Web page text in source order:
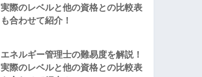
実際のレベルと他の資格との比較表
も合わせて紹介！
エネルギー管理士の難易度を解説！
実際のレベルと他の資格との比較表